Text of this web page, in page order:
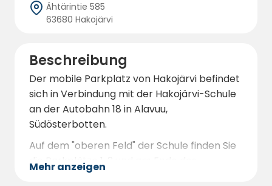
Ähtärintie 585
63680 Hakojärvi
Beschreibung
Der mobile Parkplatz von Hakojärvi befindet
sich in Verbindung mit der Hakojärvi-Schule
an der Autobahn 18 in Alavuu,
Südösterbotten.
Auf dem "oberen Feld" der Schule finden Sie
die Parkplätze 1, 2 und am Ende des
Schulgebäudes und auf dem "unteren Feld"
Mehr anzeigen